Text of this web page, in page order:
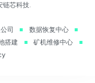
芯科技.
司
数据恢复中心
搭建
矿机维修中心